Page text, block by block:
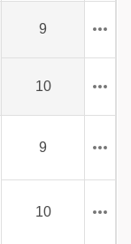
9
10
9
10